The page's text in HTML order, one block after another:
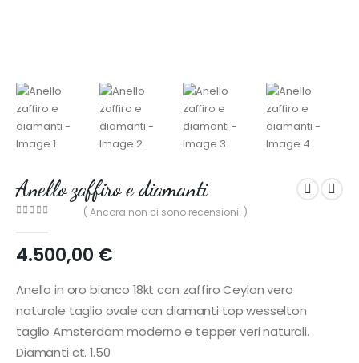
Anello zaffiro e diamanti
( Ancora non ci sono recensioni. )
4.500,00 €
Anello in oro bianco 18kt con zaffiro Ceylon vero
naturale taglio ovale con diamanti top wesselton
taglio Amsterdam moderno e tepper veri naturali.
Diamanti ct. 1.50